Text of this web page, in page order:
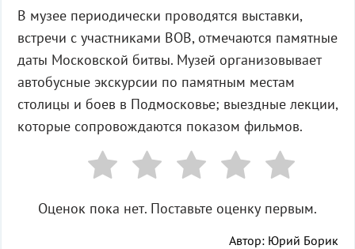
В музее периодически проводятся выставки,
встречи с участниками ВОВ, отмечаются памятные
даты Московской битвы. Музей организовывает
автобусные экскурсии по памятным местам
столицы и боев в Подмосковье; выездные лекции,
которые сопровождаются показом фильмов.
Оценок пока нет. Поставьте оценку первым.
Автор: Юрий Борик